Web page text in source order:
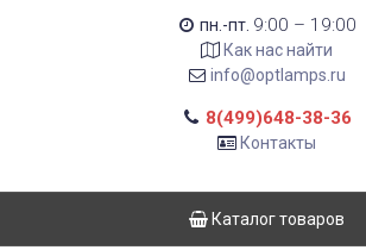
пн.-пт. 9:00 – 19:00
Как нас найти
info@optlamps.ru
8(499)648-38-36
Контакты
Каталог товаров